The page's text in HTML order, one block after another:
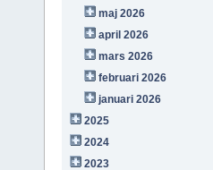
maj 2026
april 2026
mars 2026
februari 2026
januari 2026
2025
2024
2023